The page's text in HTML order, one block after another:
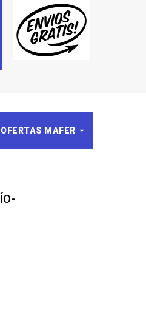
OFERTAS MAFER